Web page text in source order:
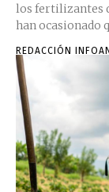
los fertilizantes
han ocasionado
REDACCIÓN